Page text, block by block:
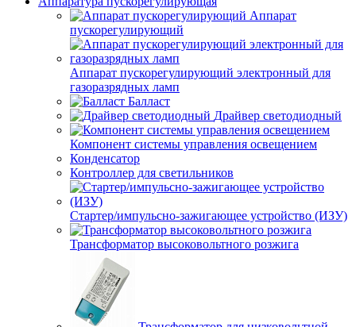
Аппарат
пускорегулирующий
Аппарат пускорегулирующий электронный для
газоразрядных ламп
Балласт
Драйвер светодиодный
Компонент системы управления освещением
Конденсатор
Контроллер для светильников
Стартер/импульсно-зажигающее устройство (ИЗУ)
Трансформатор высоковольтного розжига